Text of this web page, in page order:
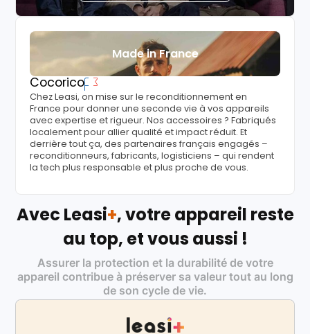
Made in France
Cocorico
Chez Leasi, on mise sur le reconditionnement en
France pour donner une seconde vie à vos appareils
avec expertise et rigueur. Nos accessoires ? Fabriqués
localement pour allier qualité et impact réduit. Et
derrière tout ça, des partenaires français engagés –
reconditionneurs, fabricants, logisticiens – qui rendent
la tech plus responsable et plus proche de vous.
Avec Leasi+, votre appareil reste
au top, et vous aussi !
Assurer la protection et la durabilité de votre
appareil contribue à préserver sa valeur tout au long
de son cycle de vie.